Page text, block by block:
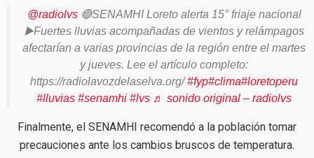
@radiolvs🔴SENAMHI Loreto alerta 15° friaje nacional
▶️Fuertes lluvias acompañadas de vientos y relámpagos
afectarían a varias provincias de la región entre el martes
y jueves. Lee el artículo completo:
https://radiolavozdelaselva.org/#fyp#clima#loretoperu
#lluvias #senamhi #lvs ♬ sonido original – radiolvs
Finalmente, el SENAMHI recomendó a la población tomar
precauciones ante los cambios bruscos de temperatura.